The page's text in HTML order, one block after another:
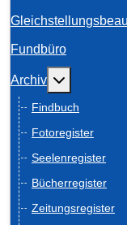
Fundbüro
Archiv Weitere
Findbuch
Fotoregister
Seelenregister
Bücherregister
Zeitungsregister